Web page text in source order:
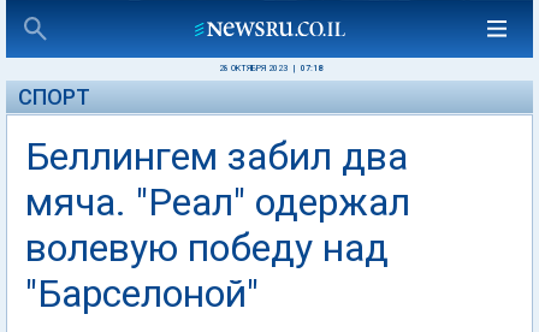
28 ОКТЯБРЯ 2023 07:18
СПОРТ
Беллингем забил два
мяча. "Реал" одержал
волевую победу над
"Барселоной"